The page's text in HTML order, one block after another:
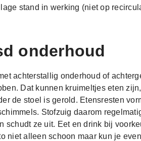
stand in werking (niet op
onderhoud
achterstallig onderhoud of
Dat kunnen kruimeltjes eten
de stoel is gerold. Etensresten
Stofzuig daarom
schudt ze uit. Eet en drink bij
niet alleen schoon maar kun je